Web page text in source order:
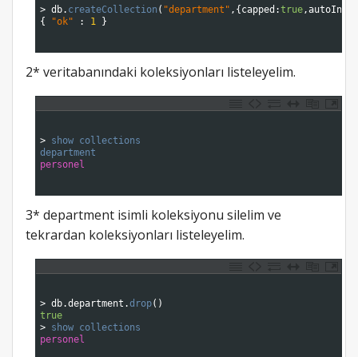
> db. createCollection ( "department" , {capped :true ,
{
"ok" : 1 }
2* veritabanındaki koleksiyonları listeleyelim.
> show collections
department
personel
3* department isimli koleksiyonu silelim ve
tekrardan koleksiyonları listeleyelim.
> db.department .drop( )
true
> show collections
personel